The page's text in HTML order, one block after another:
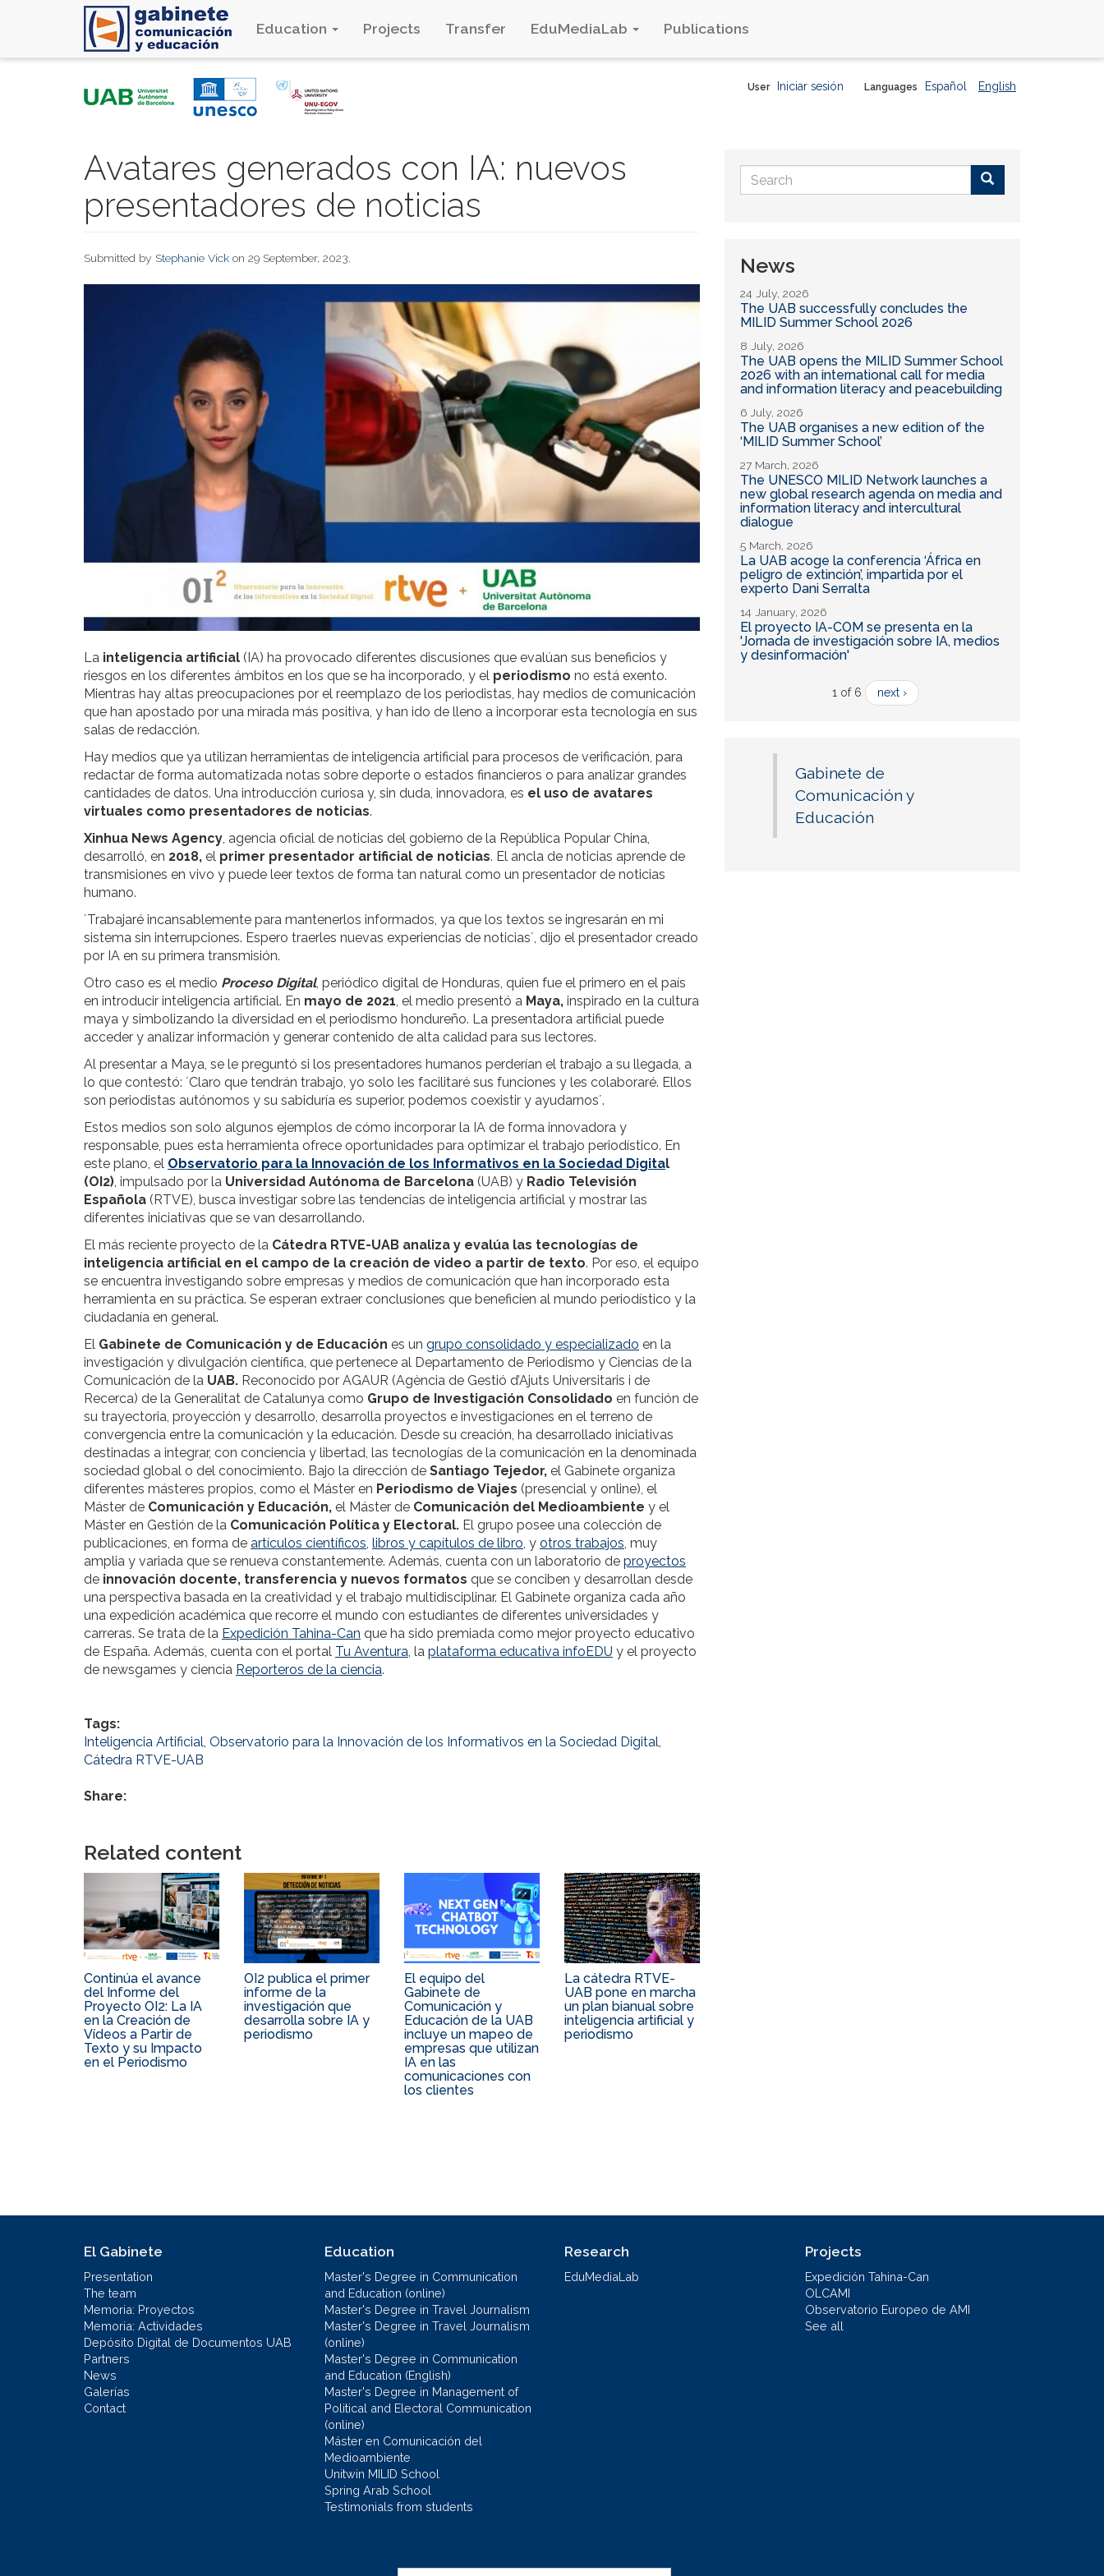
Education Projects Transfer EduMediaLab Publications
Languages Español English
User Iniciar sesión
Avatares generados con IA: nuevos
presentadores de noticias
Submitted by Stephanie Vick on 29 September, 2023.
La inteligencia artificial (IA) ha provocado diferentes discusiones que evalúan sus beneficios y
riesgos en los diferentes ámbitos en los que se ha incorporado, y el periodismo no está exento.
Mientras hay altas preocupaciones por el reemplazo de los periodistas, hay medios de comunicación
que han apostado por una mirada más positiva, y han ido de lleno a incorporar esta tecnología en sus
salas de redacción.
Hay medios que ya utilizan herramientas de inteligencia artificial para procesos de verificación, para
redactar de forma automatizada notas sobre deporte o estados financieros o para analizar grandes
cantidades de datos. Una introducción curiosa y, sin duda, innovadora, es el uso de avatares
virtuales como presentadores de noticias.
Xinhua News Agency, agencia oficial de noticias del gobierno de la República Popular China,
desarrolló, en 2018, el primer presentador artificial de noticias. El ancla de noticias aprende de
transmisiones en vivo y puede leer textos de forma tan natural como un presentador de noticias
humano.
´Trabajaré incansablemente para mantenerlos informados, ya que los textos se ingresarán en mi
sistema sin interrupciones. Espero traerles nuevas experiencias de noticias´, dijo el presentador creado
por IA en su primera transmisión.
Otro caso es el medio Proceso Digital, periódico digital de Honduras, quien fue el primero en el país
en introducir inteligencia artificial. En mayo de 2021, el medio presentó a Maya, inspirado en la cultura
maya y simbolizando la diversidad en el periodismo hondureño. La presentadora artificial puede
acceder y analizar información y generar contenido de alta calidad para sus lectores.
Al presentar a Maya, se le preguntó si los presentadores humanos perderían el trabajo a su llegada, a
lo que contestó: ´Claro que tendrán trabajo, yo solo les facilitaré sus funciones y les colaboraré. Ellos
son periodistas autónomos y su sabiduría es superior, podemos coexistir y ayudarnos´.
Estos medios son solo algunos ejemplos de cómo incorporar la IA de forma innovadora y
responsable, pues esta herramienta ofrece oportunidades para optimizar el trabajo periodístico. En
este plano, el Observatorio para la Innovación de los Informativos en la Sociedad Digital
(OI2), impulsado por la Universidad Autónoma de Barcelona (UAB) y Radio Televisión
Española (RTVE), busca investigar sobre las tendencias de inteligencia artificial y mostrar las
diferentes iniciativas que se van desarrollando.
El más reciente proyecto de la Cátedra RTVE-UAB analiza y evalúa las tecnologías de
inteligencia artificial en el campo de la creación de video a partir de texto. Por eso, el equipo
se encuentra investigando sobre empresas y medios de comunicación que han incorporado esta
herramienta en su práctica. Se esperan extraer conclusiones que beneficien al mundo periodístico y la
ciudadanía en general.
El Gabinete de Comunicación y de Educación es un grupo consolidado y especializado en la
investigación y divulgación científica, que pertenece al Departamento de Periodismo y Ciencias de la
Comunicación de la UAB. Reconocido por AGAUR (Agència de Gestió d’Ajuts Universitaris i de
Recerca) de la Generalitat de Catalunya como Grupo de Investigación Consolidado en función de
su trayectoria, proyección y desarrollo, desarrolla proyectos e investigaciones en el terreno de
convergencia entre la comunicación y la educación. Desde su creación, ha desarrollado iniciativas
destinadas a integrar, con conciencia y libertad, las tecnologías de la comunicación en la denominada
sociedad global o del conocimiento. Bajo la dirección de Santiago Tejedor, el Gabinete organiza
diferentes másteres propios, como el Máster en Periodismo de Viajes (presencial y online), el
Máster de Comunicación y Educación, el Máster de Comunicación del Medioambiente y el
Máster en Gestión de la Comunicación Política y Electoral. El grupo posee una colección de
publicaciones, en forma de artículos científicos, libros y capítulos de libro, y otros trabajos, muy
amplia y variada que se renueva constantemente. Además, cuenta con un laboratorio de proyectos
de innovación docente, transferencia y nuevos formatos que se conciben y desarrollan desde
una perspectiva basada en la creatividad y el trabajo multidisciplinar. El Gabinete organiza cada año
una expedición académica que recorre el mundo con estudiantes de diferentes universidades y
carreras. Se trata de la Expedición Tahina-Can que ha sido premiada como mejor proyecto educativo
de España. Además, cuenta con el portal Tu Aventura, la plataforma educativa infoEDU y el proyecto
de newsgames y ciencia Reporteros de la ciencia.
Tags:
Inteligencia Artificial, Observatorio para la Innovación de los Informativos en la Sociedad Digital,
Cátedra RTVE-UAB
Share:
Related content
Continúa el avance
del Informe del
Proyecto OI2: La IA
en la Creación de
Vídeos a Partir de
Texto y su Impacto
en el Periodismo
OI2 publica el primer
informe de la
investigación que
desarrolla sobre IA y
periodismo
El equipo del
Gabinete de
Comunicación y
Educación de la UAB
incluye un mapeo de
empresas que utilizan
IA en las
comunicaciones con
los clientes
La cátedra RTVE-
UAB pone en marcha
un plan bianual sobre
inteligencia artificial y
periodismo
Search
form
News
24 July, 2026
The UAB successfully concludes the
MILID Summer School 2026
8 July, 2026
The UAB opens the MILID Summer School
2026 with an international call for media
and information literacy and peacebuilding
6 July, 2026
The UAB organises a new edition of the
‘MILID Summer School’
27 March, 2026
The UNESCO MILID Network launches a
new global research agenda on media and
information literacy and intercultural
dialogue
5 March, 2026
La UAB acoge la conferencia ‘África en
peligro de extinción’, impartida por el
experto Dani Serralta
14 January, 2026
El proyecto IA-COM se presenta en la
'Jornada de investigación sobre IA, medios
y desinformación'
1 of 6 next ›
Gabinete de
Comunicación y
Educación
El Gabinete
Presentation
The team
Memoria: Proyectos
Memoria: Actividades
Depósito Digital de Documentos UAB
Partners
News
Galerías
Contact
Education
Master's Degree in Communication
and Education (online)
Master's Degree in Travel Journalism
Master's Degree in Travel Journalism
(online)
Master's Degree in Communication
and Education (English)
Master's Degree in Management of
Political and Electoral Communication
(online)
Máster en Comunicación del
Medioambiente
Unitwin MILID School
Spring Arab School
Testimonials from students
Research
EduMediaLab
Projects
Expedición Tahina-Can
OLCAMI
Observatorio Europeo de AMI
See all